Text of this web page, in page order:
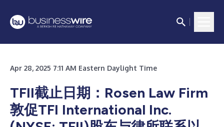
Apr 28, 2025 7:11 AM Eastern Daylight Time
TFII截止日期：Rosen Law Firm
敦促TFI International Inc.